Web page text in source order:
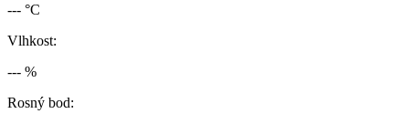
--- °C
Vlhkost:
--- %
Rosný bod: